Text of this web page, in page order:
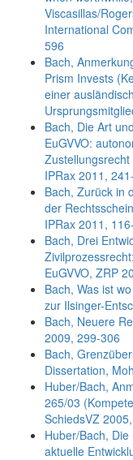
Viscasillas/
International
596
Bach,
Prism Invests
einer
Bach, Die Art
EuGVVO:
IPRax 2011,
Bach, Zurück in
der
IPRax 2011,
Bach, Drei
EuGVVO, ZRP
Bach, Was ist
zur Ilsinger-
Bach, Neuere
2009, 299-306
Bach,
Dissertation,
Huber/Bach,
265/03
SchiedsVZ
Huber/Bach,
aktuelle